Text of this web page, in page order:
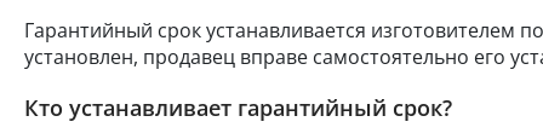
Гарантийный срок устанавливается изготовителем
установлен, продавец вправе самостоятельно его
Кто устанавливает гарантийный срок?